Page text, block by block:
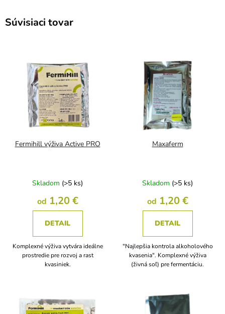
Súvisiaci tovar
Fermihill výživa Active PRO
Skladom (>5 ks)
od 1,20 €
DETAIL
Komplexné výživa vytvára ideálne
prostredie pre rozvoj a rast
kvasiniek.
Maxaferm
Skladom (>5 ks)
od 1,20 €
DETAIL
"Najlepšia kontrola alkoholového
kvasenia". Komplexné výživa
(živná soľ) pre fermentáciu.